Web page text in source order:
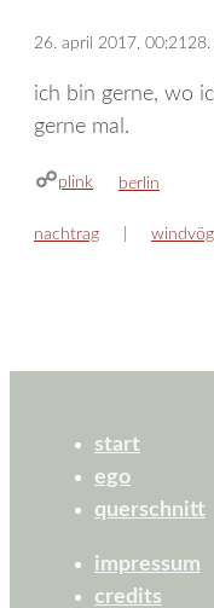
26. april 2017, 00:21
ich bin gerne, wo
gerne mal.
plink kategorien
berlin
nachtrag
start
ego
querschnitt
impressum
credits